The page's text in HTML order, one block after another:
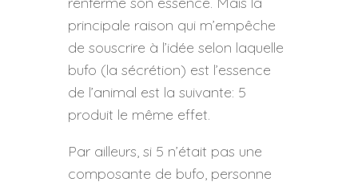
principale raison qui m’empêche
de souscrire à l’idée selon laquelle
bufo (la sécrétion) est l’essence
de l’animal est la suivante: 5
produit le même effet.
Par ailleurs, si 5 n’était pas une
composante de bufo, personne